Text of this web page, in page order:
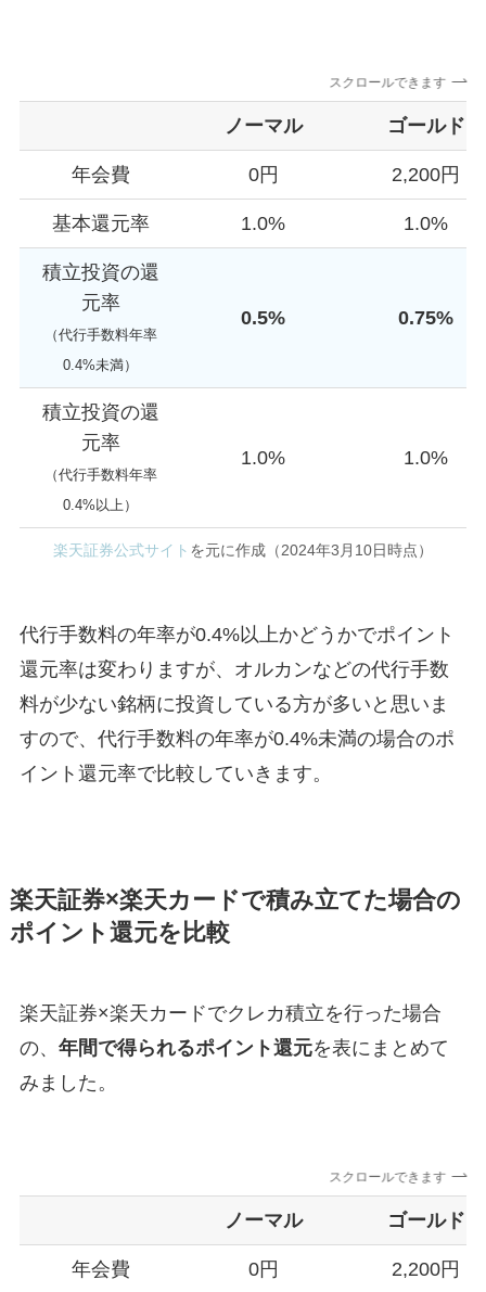
スクロールできます
ノーマル ゴールド
年会費 0円 2,200円
基本還元率 1.0% 1.0%
積立投資の還
元率
（代行手数料年率
0.4%未満）
0.5% 0.75%
積立投資の還
元率
（代行手数料年率
0.4%以上）
1.0% 1.0%
楽天証券公式サイト を元に作成（2024年3月10日時点）
代行手数料の年率が0.4%以上かどうかでポイント
還元率は変わりますが、オルカンなどの代行手数
料が少ない銘柄に投資している方が多いと思いま
すので、代行手数料の年率が0.4%未満の場合のポ
イント還元率で比較していきます。
楽天証券×楽天カードで積み立てた場合の
ポイント還元を比較
楽天証券×楽天カードでクレカ積立を行った場合
の、 年間で得られるポイント還元を表にまとめて
みました。
スクロールできます
ノーマル ゴールド
年会費 0円 2,200円